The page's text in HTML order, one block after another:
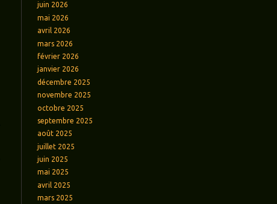
juin 2026
mai 2026
avril 2026
mars 2026
février 2026
janvier 2026
décembre 2025
novembre 2025
octobre 2025
septembre 2025
août 2025
juillet 2025
juin 2025
mai 2025
avril 2025
mars 2025